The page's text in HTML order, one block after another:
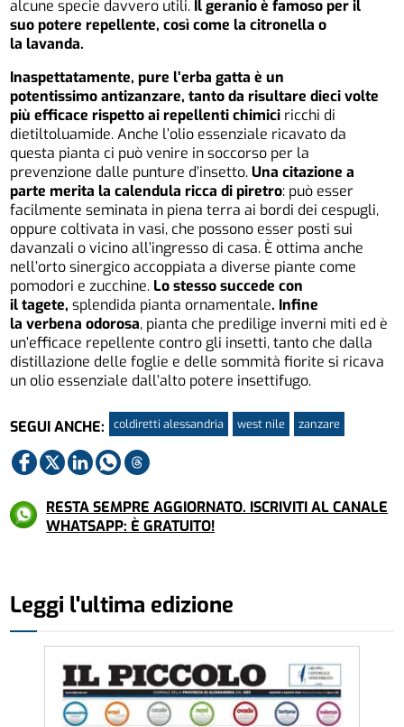
alcune specie davvero utili. Il geranio è famoso per il
suo potere repellente, così come la citronella o
la lavanda.
Inaspettatamente, pure l’erba gatta è un
potentissimo antizanzare, tanto da risultare dieci volte
più efficace rispetto ai repellenti chimici ricchi di
dietiltoluamide. Anche l’olio essenziale ricavato da
questa pianta ci può venire in soccorso per la
prevenzione dalle punture d’insetto.Una citazione a
parte merita la calendula ricca di piretro: può esser
facilmente seminata in piena terra ai bordi dei cespugli,
oppure coltivata in vasi, che possono esser posti sui
davanzali o vicino all’ingresso di casa. È ottima anche
nell’orto sinergico accoppiata a diverse piante come
pomodori e zucchine. Lo stesso succede con
il tagete, splendida pianta ornamentale. Infine
la verbena odorosa, pianta che predilige inverni miti ed è
un’efficace repellente contro gli insetti, tanto che dalla
distillazione delle foglie e delle sommità fiorite si ricava
un olio essenziale dall’alto potere insettifugo.
SEGUI ANCHE: coldiretti alessandria west nile zanzare
RESTA SEMPRE AGGIORNATO. ISCRIVITI AL CANALE
WHATSAPP: È GRATUITO!
Leggi l'ultima edizione